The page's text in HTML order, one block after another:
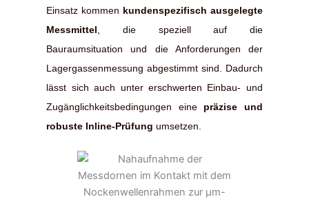
Einsatz kommen kundenspezifisch ausgelegte
Messmittel , die speziell auf die
Bauraumsituation und die Anforderungen der
Lagergassenmessung abgestimmt sind. Dadurch
lässt sich auch unter erschwerten Einbau- und
Zugänglichkeitsbedingungen eine präzise und
robuste Inline-Prüfung umsetzen.